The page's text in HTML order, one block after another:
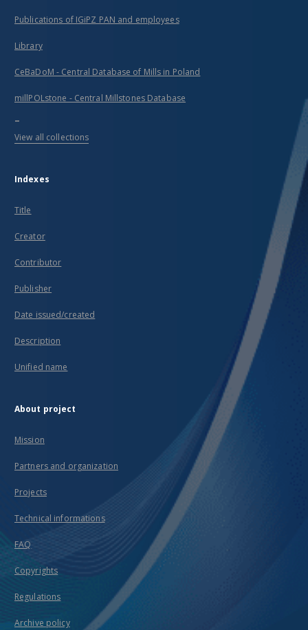
Publications of IGiPZ PAN and employees
Library
CeBaDoM - Central Database of Mills in Poland
millPOLstone - Central Millstones Database
...
View all collections
Indexes
Title
Creator
Contributor
Publisher
Date issued/created
Description
Unified name
About project
Mission
Partners and organization
Projects
Technical informations
FAQ
Copyrights
Regulations
Archive policy